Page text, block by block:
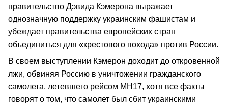
правительство Дэвида Кэмерона выражает
однозначную поддержку украинским фашистам и
убеждает правительства европейских стран
объединиться для «крестового похода» против России.
В своем выступлении Кэмерон доходит до откровенной
лжи, обвиняя Россию в уничтожении гражданского
самолета, летевшего рейсом MH17, хотя все факты
говорят о том, что самолет был сбит украинскими